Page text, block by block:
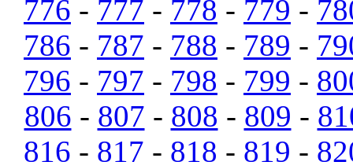
776 - 777 - 778 - 779 -
786 - 787 - 788 - 789 -
796 - 797 - 798 - 799 -
806 - 807 - 808 - 809 -
816 - 817 - 818 - 819 -